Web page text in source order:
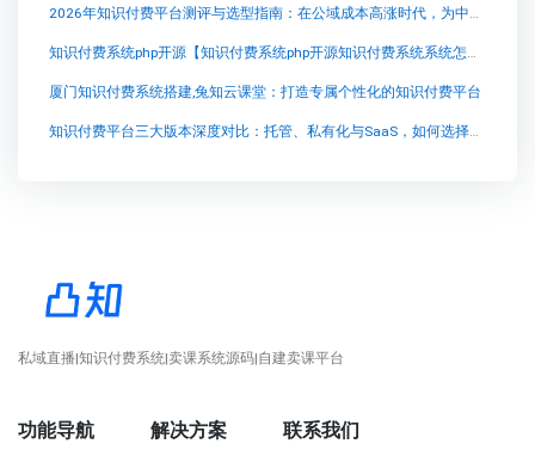
2026年知识付费平台测评与选型指南：在公域成本高涨时代，为中小机构与个人老师寻找私域变现最优解
知识付费系统php开源【知识付费系统php开源知识付费系统系统怎么制作，知识付费系统搭建使用教程】
厦门知识付费系统搭建,兔知云课堂：打造专属个性化的知识付费平台
知识付费平台三大版本深度对比：托管、私有化与SaaS，如何选择最适合您的卖课平台？
私域直播|知识付费系统|卖课系统源码|自建卖课平台
功能导航 解决方案 联系我们